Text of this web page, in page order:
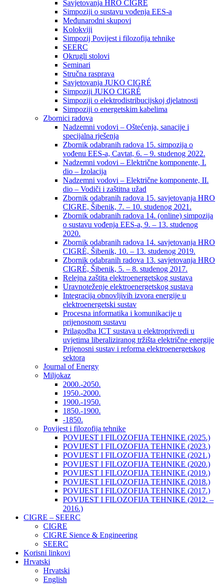
Savjetovanja HRO CIGRE
Simpoziji o sustavu vođenja EES-a
Međunarodni skupovi
Kolokviji​
Simpozij Povijest i filozofija tehnike
SEERC
Okrugli stolovi
Seminari​
Stručna rasprava​
Savjetovanja JUKO CIGRÉ
Simpoziji JUKO CIGRÉ
Simpoziji o elektrodistribucijskoj djelatnosti
Simpoziji o energetskim kabelima
Zbornici radova
Nadzemni vodovi – Oštećenja, sanacije i
specijalna rješenja
Zbornik odabranih radova 15. simpozija o
vođenu EES-a, Cavtat, 6. – 9. studenog 2022.
Nadzemni vodovi – Električne komponente, I.
dio – Izolacija
Nadzemni vodovi – Električne komponente, II.
dio – Vodiči i zaštitna užad
Zbornik odabranih radova 15. savjetovanja HRO
CIGRE, Šibenik, 7. – 10. studenog 2021.
Zbornik odabranih radova 14. (online) simpozija
o sustavu vođenja EES-a, 9. – 13. studenog
2020.
Zbornik odabranih radova 14. savjetovanja HRO
CIGRÉ, Šibenik, 10. – 13. studenog 2019.
Zbornik odabranih radova 13. savjetovanja HRO
CIGRÉ, Šibenik, 5. – 8. studenog 2017.
Relejna zaštita elektroenergetskog sustava
Uravnoteženje elektroenergetskog sustava
Integracija obnovljivih izvora energije u
elektroenergetski sustav
Procesna informatika i komunikacije u
prijenosnom sustavu
Prilagodba ICT sustava u elektroprivredi u
uvjetima liberaliziranog tržišta električne energije
Prijenosni sustav i reforma elektroenergetskog
sektora
Journal of Energy
Miljokaz
2000.-2050.
1950.-2000.
1900.-1950.
1850.-1900.
-1850.
Povijest i filozofija tehnike
POVIJEST I FILOZOFIJA TEHNIKE (2025.)
POVIJEST I FILOZOFIJA TEHNIKE (2023.)
POVIJEST I FILOZOFIJA TEHNIKE (2021.)
POVIJEST I FILOZOFIJA TEHNIKE (2020.)
POVIJEST I FILOZOFIJA TEHNIKE (2019.)
POVIJEST I FILOZOFIJA TEHNIKE (2018.)
POVIJEST I FILOZOFIJA TEHNIKE (2017.)
POVIJEST I FILOZOFIJA TEHNIKE (2012. –
2016.)
CIGRE – SEERC
CIGRE
CIGRE Sience & Engineering
SEERC
Korisni linkovi
Hrvatski
Hrvatski
English